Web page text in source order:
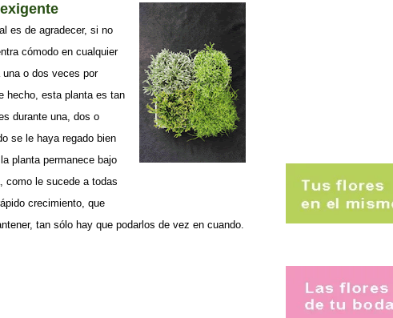
es de agradecer, si no
cómodo en cualquier
o dos veces por
hecho, esta planta es tan
durante una, dos o
se le haya regado bien
planta permanece bajo
como le sucede a todas
crecimiento, que
tan sólo hay que podarlos de vez en cuando.